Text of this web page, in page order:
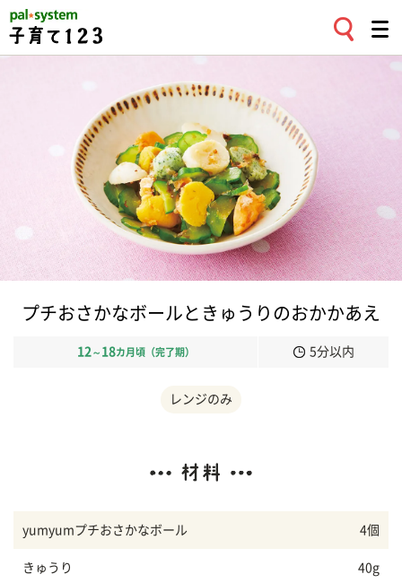
プチおさかなボールときゅうりのおかかあえ
12 ～ 18カ月頃（完了期） 5分以内
レンジのみ
yumyumプチおさかなボール 4個
きゅうり 40g